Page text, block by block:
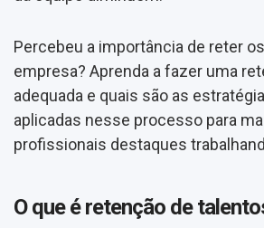
Percebeu a importância de reter
empresa? Aprenda a fazer uma
adequada e quais são as
aplicadas nesse processo para
profissionais destaques
O que é retenção de